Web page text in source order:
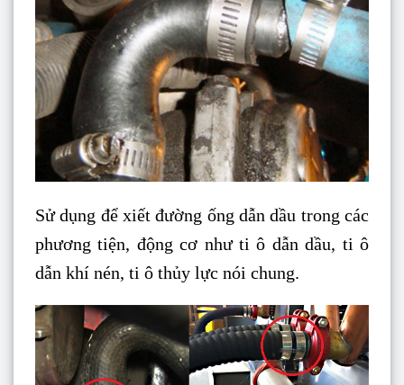
Sử dụng để xiết đường ống dẫn dầu trong các
phương tiện, động cơ như ti ô dẫn dầu, ti ô
dẫn khí nén, ti ô thủy lực nói chung.